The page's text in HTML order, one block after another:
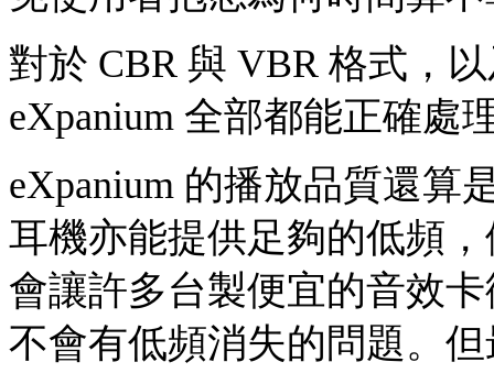
對於 CBR 與 VBR 格式，
eXpanium 全部都能正確處
eXpanium 的播放品質還算
耳機亦能提供足夠的低頻
會讓許多台製便宜的音效
不會有低頻消失的問題。